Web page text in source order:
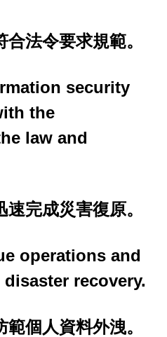
法令要求規範。
security
the
law and
完成災害復原。
operations and
recovery.
個人資料外洩。